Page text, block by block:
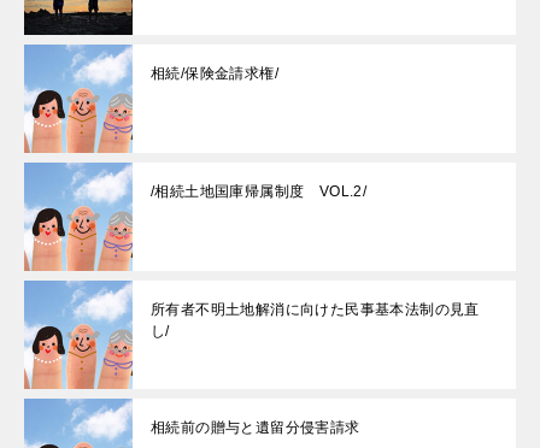
相続/保険金請求権/
/相続土地国庫帰属制度 VOL.2/
所有者不明土地解消に向けた民事基本法制の見直
し/
相続前の贈与と遺留分侵害請求